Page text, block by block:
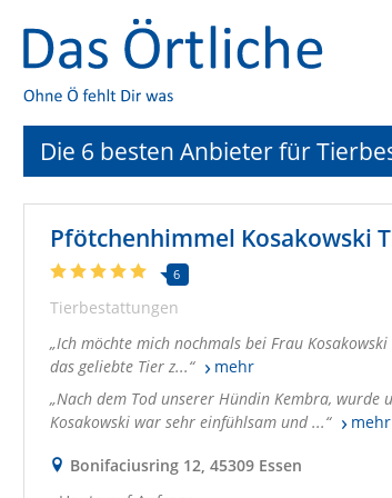
Die 6 besten Anbieter für
6
Tierbestattungen
Ich möchte mich nochmals bei Frau
das geliebte Tier z...
mehr
Nach dem Tod unserer Hündin Kembra, wurde
Kosakowski war sehr einfühlsam und ...
mehr
Bonifaciusring 12, 45309 Essen